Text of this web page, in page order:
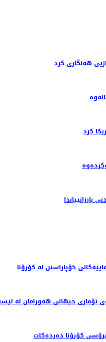
هەنگاری کرد
کرد
خۆپاراستن لە کۆرۆنا
تۆماری جیهانی هەورامان لە